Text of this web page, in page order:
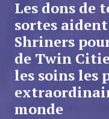
Les dons de
sortes
Shriners
de Twin
les soins les
monde